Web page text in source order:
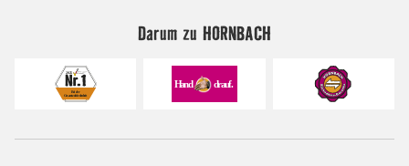
Darum zu HORNBACH